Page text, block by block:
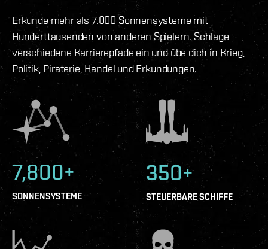
Erkunde mehr als 7.000 Sonnensysteme mit
Hunderttausenden von anderen Spielern. Schlage
verschiedene Karrierepfade ein und übe dich in Krieg,
Politik, Piraterie, Handel und Erkundungen.
7,800+
SONNENSYSTEME
350+
STEUERBARE SCHIFFE